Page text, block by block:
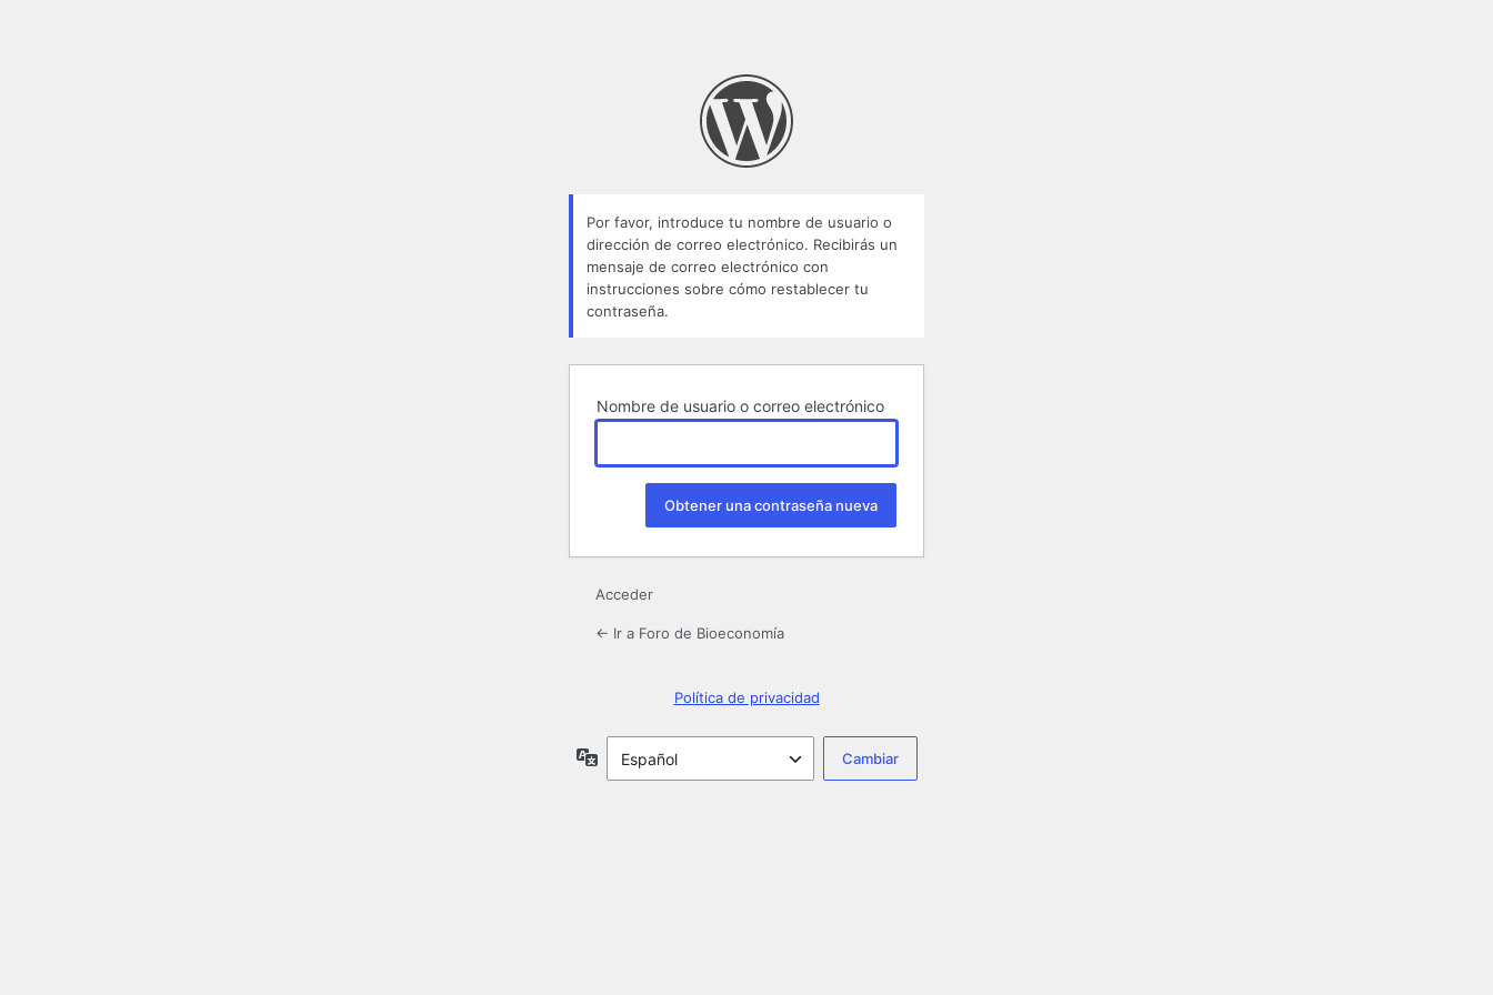
Por favor, introduce tu nombre de usuario o
dirección de correo electrónico. Recibirás un
mensaje de correo electrónico con
instrucciones sobre cómo restablecer tu
contraseña.
Nombre de usuario o correo electrónico
Acceder
← Ir a Foro de Bioeconomía
Política de privacidad
Idioma